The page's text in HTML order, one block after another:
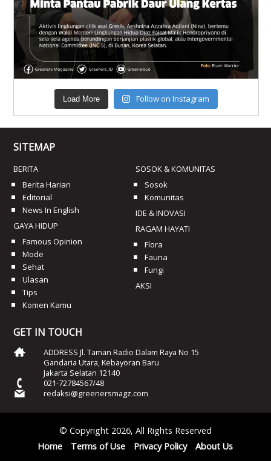
Load More Follow on Instagram
SITEMAP
BERITA
Berita Harian
Editorial
News In English
GAYA HIDUP
Famous Opinion
Mode
Sehat
Ulasan
Tips
Komen Kamu
SOSOK & KOMUNITAS
Sosok
Komunitas
IDE & INOVASI
RAGAM HAYATI
Flora
Fauna
Fungi
AKSI
GET IN TOUCH
ADDRESS Jl. Taman Radio Dalam Raya No 15
Gandaria Utara, Kebayoran Baru
Jakarta Selatan 12140
021-72784567/48
redaksi@greenersmagz.com
© Copyright 2026, All Rights Reserved
Home
Terms of Use Privacy Policy About Us